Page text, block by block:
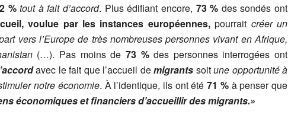
% tout à fait d’accord. Plus édifiant encore, 73 % des sondés ont
voulue par les instances européennes,pourrait créer un
vers l’Europe de très nombreuses personnes vivant en Afrique,
(…). Pas moins de 73 %des personnes interrogées ont
avec le fait que l’accueil demigrants soitune opportunité à
notre économie. À l’identique, ils ont été71 %à penser que
économiques et financiers d’accueillir des migrants.»